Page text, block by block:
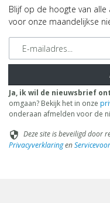
Blijf op de hoogte van alle
voor onze maandelijkse
E-mailadres
Ja, ik wil de nieuwsbrief
omgaan? Bekijk het in onze
onderaan afmelden voor de
security Deze site is beveiligd door
Privacyverklaringen